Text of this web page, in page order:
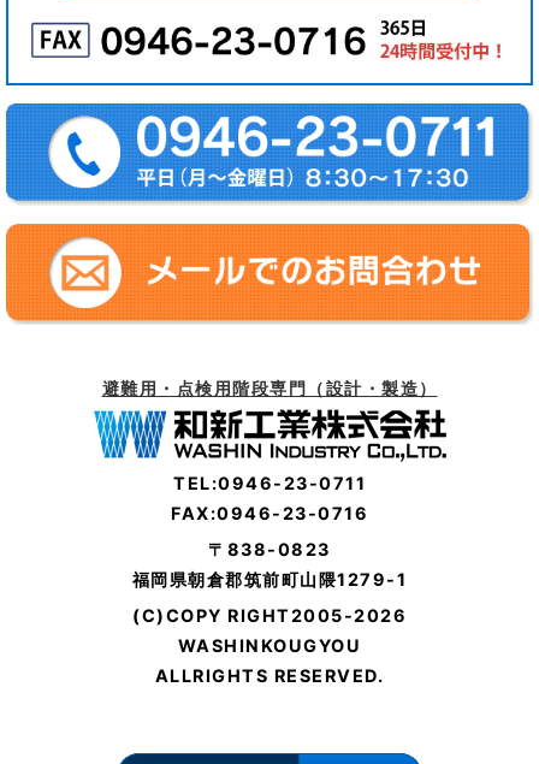
避難用・点検用階段専門（設計・製造）
TEL:0946-23-0711
FAX:0946-23-0716
〒838-0823
福岡県朝倉郡筑前町山隈1279-1
(C)COPY RIGHT2005-2026
WASHINKOUGYOU
ALLRIGHTS RESERVED.